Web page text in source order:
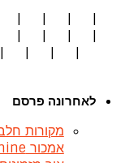
לאחרונה פרסם
מקורות
אמכור Phentermine זול